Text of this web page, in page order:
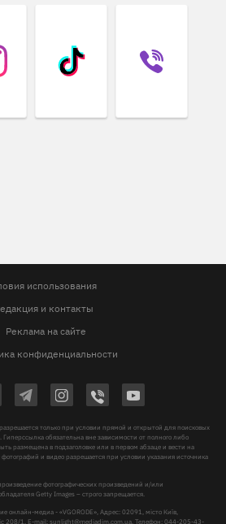
использования
и контакты
Реклама на сайте
конфиденциальности
только при условии прямой и открытой для поисковых
обязательна вне зависимости от полного либо
размещена в подзаголовке или в первом абзаце и вести на
и видео разрешается при условии указания источника
фотографических произведений и/или
Getty Images – строго запрещается.
онлайн-медиа - «VGORODE», Адрес: 02091, місто Київ,
208/1, E-mail:sunlight@mediadim.com.ua, Телефон: 044-205-43-